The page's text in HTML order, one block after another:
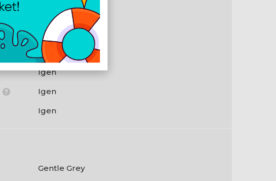
Igen
Gigabit
802.11be
Igen
?
Igen
Igen
Gentle Grey